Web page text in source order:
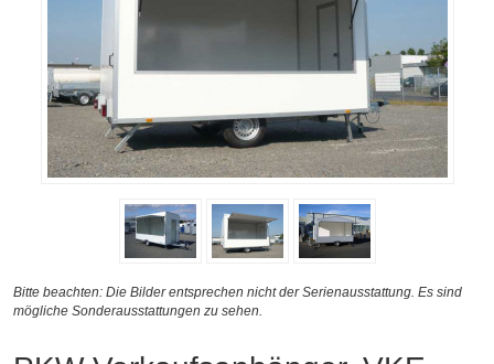
Bitte beachten: Die Bilder entsprechen nicht der Serienausstattung. Es sind
mögliche Sonderausstattungen zu sehen.